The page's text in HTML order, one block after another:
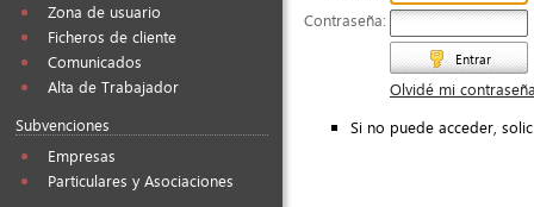
Zona de usuario
Ficheros de cliente
Comunicados
Alta de Trabajador
Subvenciones
Empresas
Particulares y Asociaciones
Contraseña:
Entrar
Olvidé mi
Si no puede acceder,